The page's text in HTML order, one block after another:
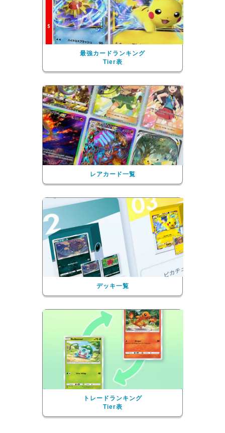
最強カードランキング
Tier表
レアカード一覧
デッキ一覧
トレードランキング
Tier表